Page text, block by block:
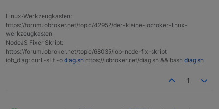
Linux-Werkzeugkasten:
https://forum.iobroker.net/topic/42952/der-kleine-iobroker-linux-
werkzeugkasten
NodeJS Fixer Skript:
https://forum.iobroker.net/topic/68035/iob-node-fix-skript
iob_diag: curl -sLf -o diag.sh https://iobroker.net/diag.sh && bash diag.sh
1